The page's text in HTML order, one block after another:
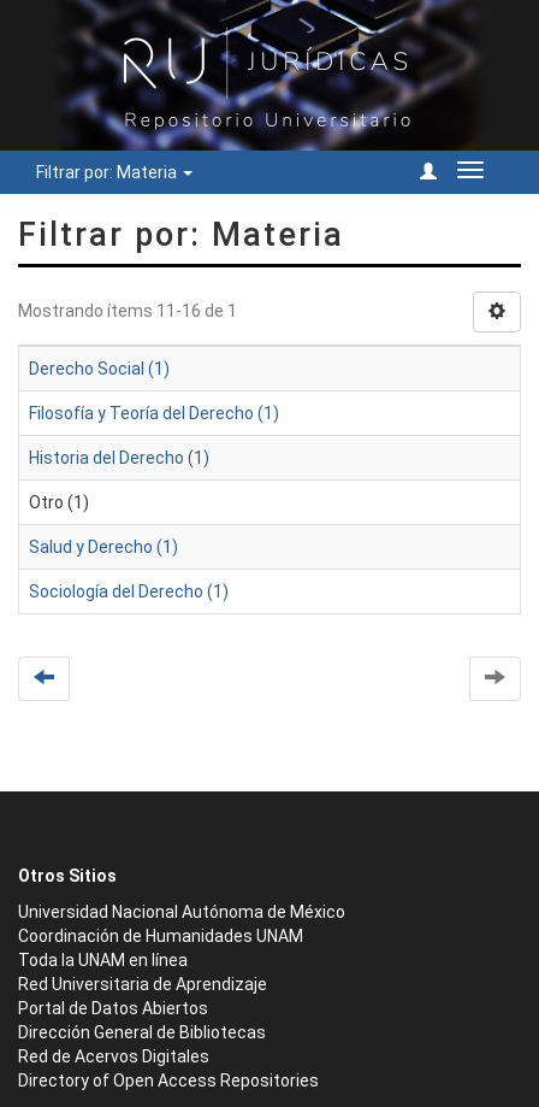
Filtrar por: Materia
Cambiar
Filtrar por: Materia
Mostrando ítems 11-16 de 1
Derecho Social (1)
Filosofía y Teoría del Derecho (1)
Historia del Derecho (1)
Otro (1)
Salud y Derecho (1)
Sociología del Derecho (1)
Otros Sitios
Universidad Nacional Autónoma de México
Coordinación de Humanidades UNAM
Toda la UNAM en línea
Red Universitaria de Aprendizaje
Portal de Datos Abiertos
Dirección General de Bibliotecas
Red de Acervos Digitales
Directory of Open Access Repositories